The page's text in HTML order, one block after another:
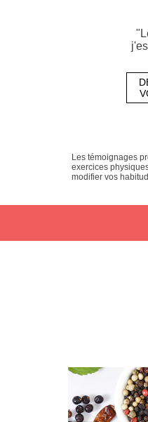
Les témoignages
exercices
modifier vos